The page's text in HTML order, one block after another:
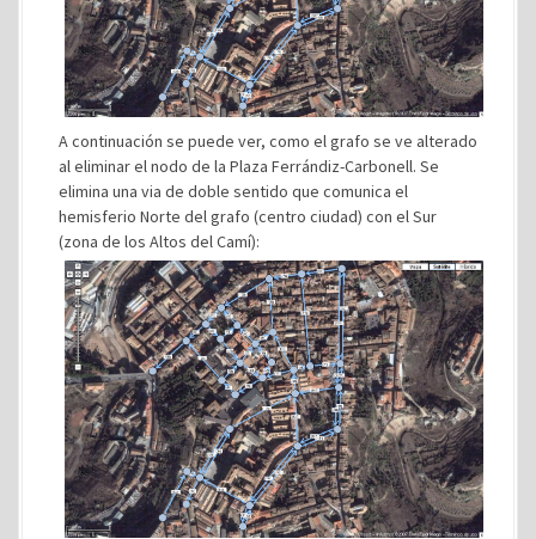
A continuación se puede ver, como el grafo se ve alterado
al eliminar el nodo de la Plaza Ferrándiz-Carbonell. Se
elimina una via de doble sentido que comunica el
hemisferio Norte del grafo (centro ciudad) con el Sur
(zona de los Altos del Camí):